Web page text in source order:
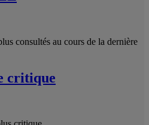
consultés au cours de la dernière
critique